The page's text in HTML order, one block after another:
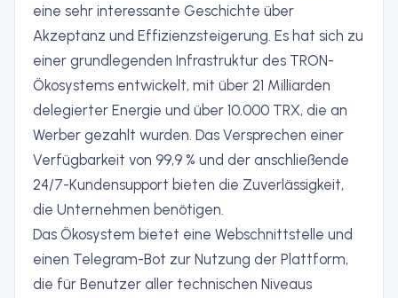
eine sehr interessante Geschichte über
Akzeptanz und Effizienzsteigerung. Es hat sich zu
einer grundlegenden Infrastruktur des TRON-
Ökosystems entwickelt, mit über 21 Milliarden
delegierter Energie und über 10.000 TRX, die an
Werber gezahlt wurden. Das Versprechen einer
Verfügbarkeit von 99,9 % und der anschließende
24/7-Kundensupport bieten die Zuverlässigkeit,
die Unternehmen benötigen.
Das Ökosystem bietet eine Webschnittstelle und
einen Telegram-Bot zur Nutzung der Plattform,
die für Benutzer aller technischen Niveaus